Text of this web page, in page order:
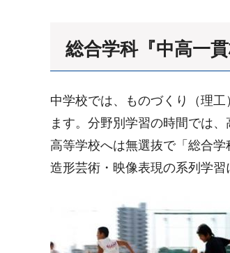
総合学科『中高一貫
中学校では、ものづくり（理
ます。分野別学習の時間では
高等学校へは無選抜で「総合
造形芸術・映像表現の系列学習